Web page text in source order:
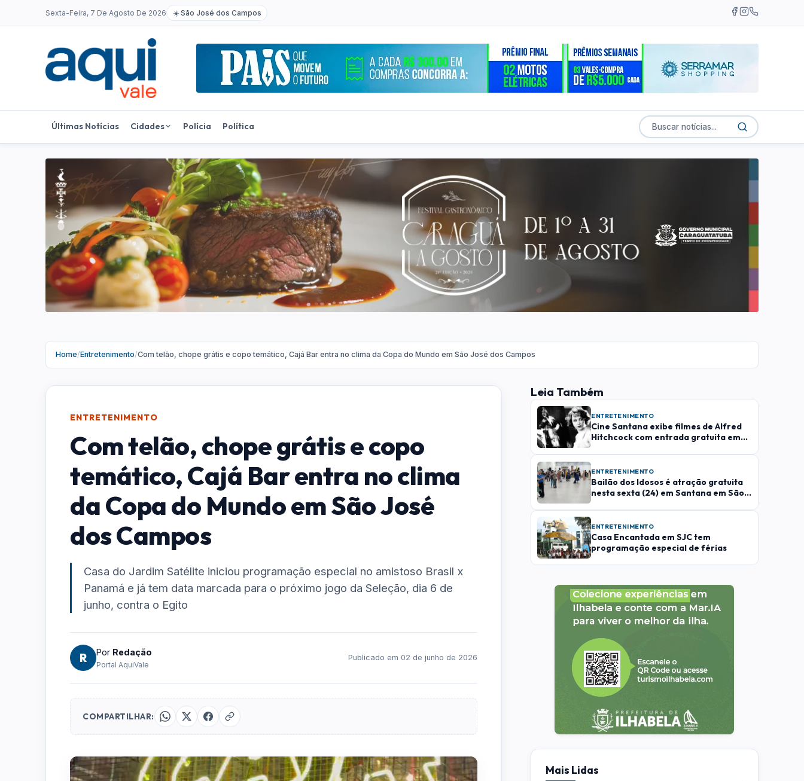
Sexta-Feira, 7 De Agosto De 2026 ☀️ São José dos Campos
Últimas Notícias Cidades Polícia Política
Home/Entretenimento/Com telão, chope grátis e copo temático, Cajá Bar entra no clima da Copa do Mundo em São José dos Campos
ENTRETENIMENTO
Com telão, chope grátis e copo
temático, Cajá Bar entra no clima
da Copa do Mundo em São José
dos Campos
Casa do Jardim Satélite iniciou programação especial no amistoso Brasil x
Panamá e já tem data marcada para o próximo jogo da Seleção, dia 6 de
junho, contra o Egito
R Por Redação
Portal AquiVale
Publicado em 02 de junho de 2026
COMPARTILHAR:
Leia Também
ENTRETENIMENTO
Cine Santana exibe filmes de Alfred
Hitchcock com entrada gratuita em
ENTRETENIMENTO
Bailão dos Idosos é atração gratuita
nesta sexta (24) em Santana em São
ENTRETENIMENTO
Casa Encantada em SJC tem
programação especial de férias
Mais Lidas